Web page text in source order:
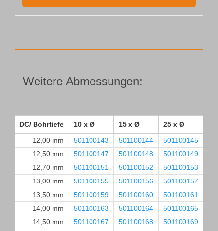
Weitere Abmessungen:
DC/ Bohrtiefe 10 x Ø 15 x Ø 25 x Ø
12,00 mm 501100143 501100144 501100145
12,50 mm
501100147 501100148 501100149
12,70 mm
501100151 501100152 501100153
13,00 mm
501100155 501100156 501100157
13,50 mm
501100159 501100160 501100161
14,00 mm
501100163 501100164 501100165
14,50 mm
501100167 501100168 501100169